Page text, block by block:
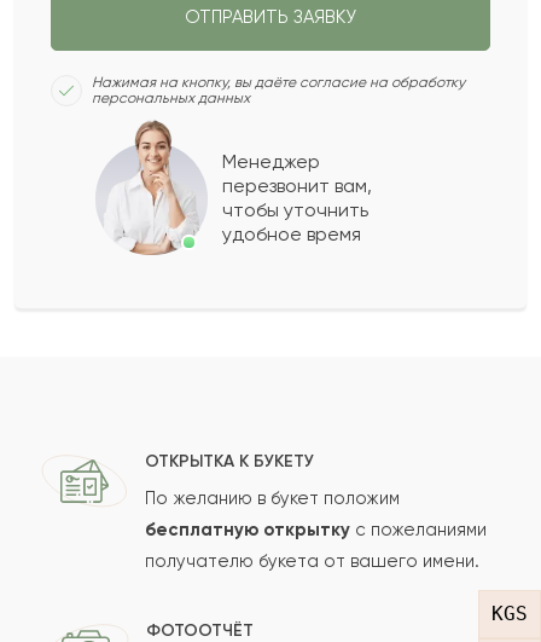
KGS
Бексеит
Показать еще
Ваш e-mail
Отзыв
ОТПРАВИТЬ ЗАЯВКУ
Нажимая на кнопку, вы даёте согласие на обработку
персональных данных
Менеджер
перезвонит вам,
чтобы уточнить
удобное время
ОТКРЫТКА К БУКЕТУ
По желанию в букет положим
бесплатную открытку с пожеланиями
получателю букета от вашего имени.
ФОТООТЧЁТ